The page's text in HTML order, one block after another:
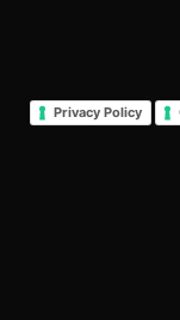
Privacy Policy